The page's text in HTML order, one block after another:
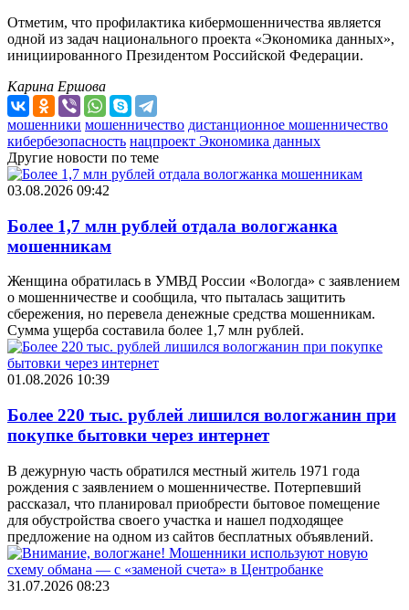
Отметим, что профилактика кибермошенничества является
одной из задач национального проекта «Экономика данных»,
инициированного Президентом Российской Федерации.
Карина Ершова
мошенники мошенничество дистанционное мошенничество
кибербезопасность нацпроект Экономика данных
Другие новости по теме
03.08.2026 09:42
Более 1,7 млн рублей отдала вологжанка
мошенникам
Женщина обратилась в УМВД России «Вологда» с заявлением
о мошенничестве и сообщила, что пыталась защитить
сбережения, но перевела денежные средства мошенникам.
Сумма ущерба составила более 1,7 млн рублей.
01.08.2026 10:39
Более 220 тыс. рублей лишился вологжанин при
покупке бытовки через интернет
В дежурную часть обратился местный житель 1971 года
рождения с заявлением о мошенничестве. Потерпевший
рассказал, что планировал приобрести бытовое помещение
для обустройства своего участка и нашел подходящее
предложение на одном из сайтов бесплатных объявлений.
31.07.2026 08:23